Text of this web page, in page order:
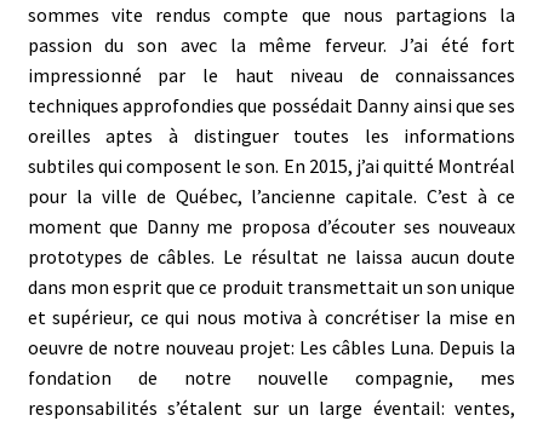
sommes vite rendus compte que nous partagions la
passion du son avec la même ferveur. J’ai été fort
impressionné par le haut niveau de connaissances
techniques approfondies que possédait Danny ainsi que ses
oreilles aptes à distinguer toutes les informations
subtiles qui composent le son. En 2015, j’ai quitté Montréal
pour la ville de Québec, l’ancienne capitale. C’est à ce
moment que Danny me proposa d’écouter ses nouveaux
prototypes de câbles. Le résultat ne laissa aucun doute
dans mon esprit que ce produit transmettait un son unique
et supérieur, ce qui nous motiva à concrétiser la mise en
oeuvre de notre nouveau projet: Les câbles Luna. Depuis la
fondation de notre nouvelle compagnie, mes
responsabilités s’étalent sur un large éventail: ventes,